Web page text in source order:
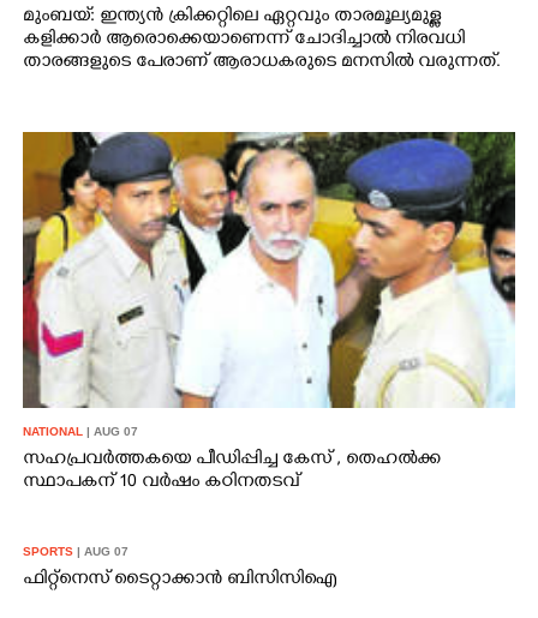
മുംബയ്: ഇന്ത്യൻ ക്രിക്കറ്റിലെ ഏറ്റവും താരമൂല്യമുള്ള
കളിക്കാർ ആരൊക്കെയാണെന്ന് ചോദിച്ചാൽ നിരവധി
താരങ്ങളുടെ പേരാണ് ആരാധകരുടെ മനസിൽ വരുന്നത്.
NATIONAL | AUG 07
സഹപ്രവർത്തകയെ പീഡിപ്പിച്ച കേസ് , തെഹൽക്ക
സ്ഥാപകന് 10 വർഷം കഠിനതടവ്
SPORTS | AUG 07
ഫിറ്റ്നെസ് ടൈറ്റാക്കാൻ ബിസിസിഐ